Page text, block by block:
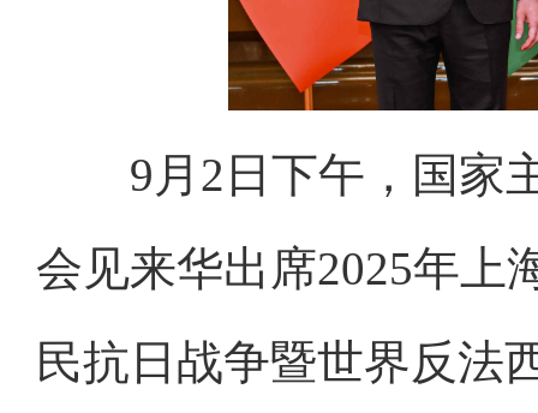
9月2日下午，国家
会见来华出席2025年上
民抗日战争暨世界反法